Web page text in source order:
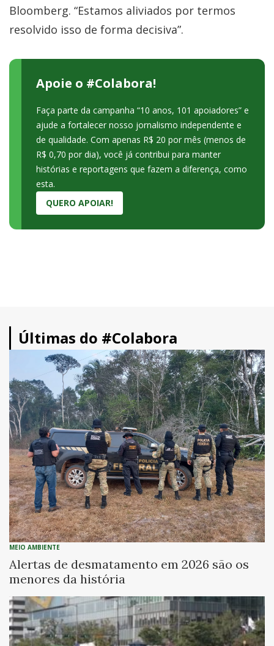
Bloomberg. “Estamos aliviados por termos
resolvido isso de forma decisiva”.
Apoie o #Colabora!
Faça parte da campanha “10 anos, 101 apoiadores” e
ajude a fortalecer nosso jornalismo independente e
de qualidade. Com apenas R$ 20 por mês (menos de
R$ 0,70 por dia), você já contribui para manter
histórias e reportagens que fazem a diferença, como
esta.
QUERO APOIAR!
Últimas do #Colabora
MEIO AMBIENTE
Alertas de desmatamento em 2026 são os
menores da história